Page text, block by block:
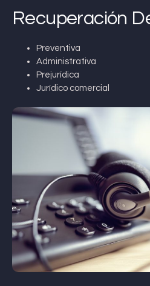
Recuperación
Preventiva
Administrativa
Prejurídica
Jurídico comercial